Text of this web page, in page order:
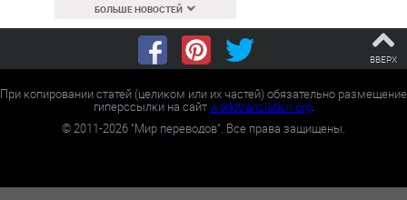
БОЛЬШЕ НОВОСТЕЙ
ВВЕРХ
При копировании статей (целиком или их частей) обязательно размещение
гиперссылки на сайтworldtranslation.org.
©2011-2026 "Мир переводов". Все права защищены.